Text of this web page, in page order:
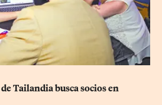
Tailandia busca socios en